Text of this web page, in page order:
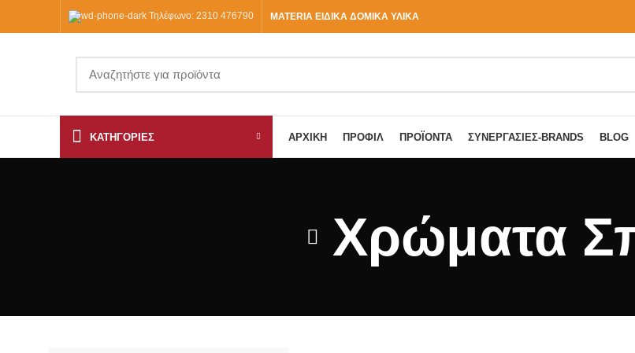
Τηλέφωνο: 2310 476790 MATERIA ΕΙΔΙΚΑ ΔΟΜΙΚΑ ΥΛΙΚΑ
ΚΑΤΗΓΟΡΙΕΣ ΑΡΧΙΚΉ ΠΡΟΦΊΛ ΠΡΟΪΌΝΤΑ ΣΥΝΕΡΓΑΣΊΕΣ-BRANDS BLOG
Χρώματα